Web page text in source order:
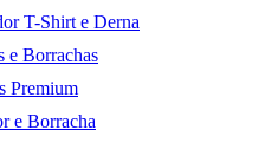
T-Shirt e Derna
e Borrachas
Premium
e Borracha